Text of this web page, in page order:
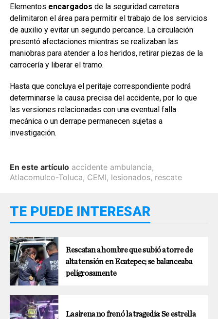
Elementos encargados de la seguridad carretera
delimitaron el área para permitir el trabajo de los servicios
de auxilio y evitar un segundo percance. La circulación
presentó afectaciones mientras se realizaban las
maniobras para atender a los heridos, retirar piezas de la
carrocería y liberar el tramo.
Hasta que concluya el peritaje correspondiente podrá
determinarse la causa precisa del accidente, por lo que
las versiones relacionadas con una eventual falla
mecánica o un derrape permanecen sujetas a
investigación.
En este artículo accidente ambulancia,
Atlacomulco-Toluca, CEMI, lesionados, rescate
TE PUEDE INTERESAR
Rescatan a hombre que subió a torre de
alta tensión en Ecatepec; se balanceaba
peligrosamente
La sirena no frenó la tragedia: Se estrella